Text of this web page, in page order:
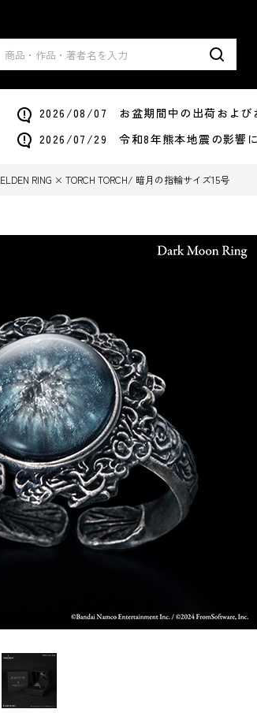
2026/08/07 お盆期間中の出荷および
2026/07/29 令和8年熊本地震の影響
ELDEN RING × TORCH TORCH/ 暗月の指輪サイズ15号